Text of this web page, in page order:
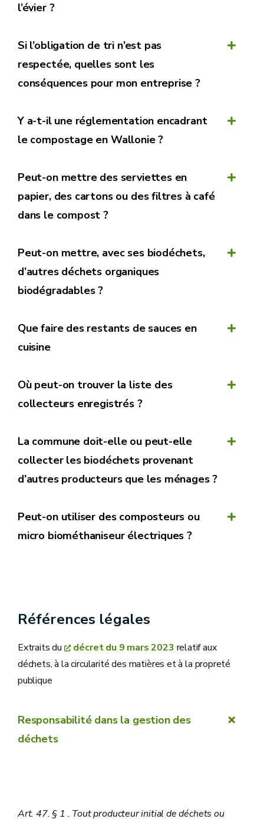
l’évier ?
Si l’obligation de tri n’est pas
respectée, quelles sont les
conséquences pour mon entreprise ?
Y a-t-il une réglementation encadrant
le compostage en Wallonie ?
Peut-on mettre des serviettes en
papier, des cartons ou des filtres à café
dans le compost ?
Peut-on mettre, avec ses biodéchets,
d’autres déchets organiques
biodégradables ?
Que faire des restants de sauces en
cuisine
Où peut-on trouver la liste des
collecteurs enregistrés ?
La commune doit-elle ou peut-elle
collecter les biodéchets provenant
d’autres producteurs que les ménages ?
Peut-on utiliser des composteurs ou
micro biométhaniseur électriques ?
Références légales
Extraits du décret du 9 mars 2023 relatif aux
déchets, à la circularité des matières et à la propreté
publique
Responsabilité dans la gestion des
déchets
Art. 47. § 1 . Tout producteur initial de déchets ou